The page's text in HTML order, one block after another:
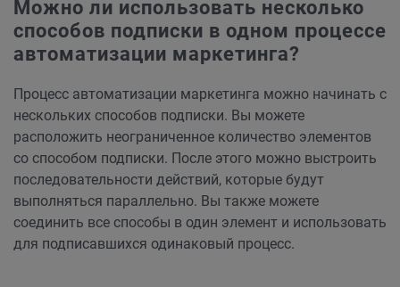
Можно ли использовать несколько
способов подписки в одном процессе
автоматизации маркетинга?
Процесс автоматизации маркетинга можно начинать с
нескольких способов подписки. Вы можете
расположить неограниченное количество элементов
со способом подписки. После этого можно выстроить
последовательности действий, которые будут
выполняться параллельно. Вы также можете
соединить все способы в один элемент и использовать
для подписавшихся одинаковый процесс.